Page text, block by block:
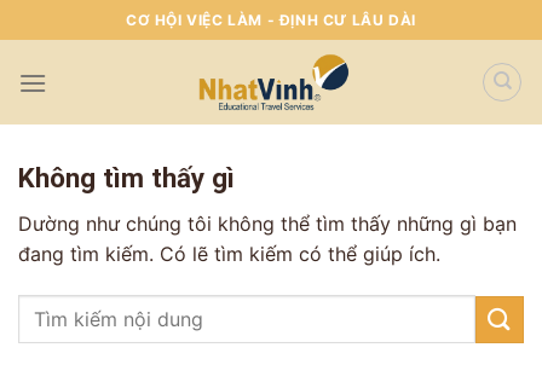
To
Content
CƠ HỘI VIỆC LÀM - ĐỊNH CƯ LÂU DÀI
Không tìm thấy gì
Dường như chúng tôi không thể tìm thấy những gì bạn
đang tìm kiếm. Có lẽ tìm kiếm có thể giúp ích.